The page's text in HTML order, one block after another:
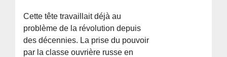
Cette tête travaillait déjà au
problème de la révolution depuis
des décennies. La prise du pouvoir
par la classe ouvrière russe en